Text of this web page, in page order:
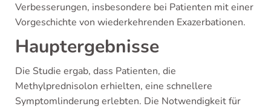
Verbesserungen, insbesondere bei Patienten mit einer
Vorgeschichte von wiederkehrenden Exazerbationen.
Hauptergebnisse
Die Studie ergab, dass Patienten, die
Methylprednisolon erhielten, eine schnellere
Symptomlinderung erlebten. Die Notwendigkeit für